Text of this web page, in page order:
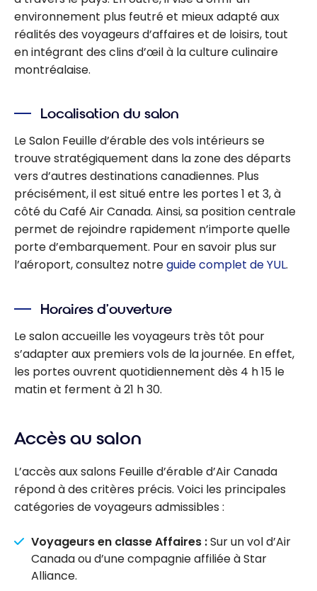
environnement plus feutré et mieux adapté aux
réalités des voyageurs d’affaires et de loisirs, tout
en intégrant des clins d’œil à la culture culinaire
montréalaise.
Localisation du salon
Le Salon Feuille d’érable des vols intérieurs se
trouve stratégiquement dans la zone des départs
vers d’autres destinations canadiennes. Plus
précisément, il est situé entre les portes 1 et 3, à
côté du Café Air Canada. Ainsi, sa position centrale
permet de rejoindre rapidement n’importe quelle
porte d’embarquement. Pour en savoir plus sur
l’aéroport, consultez notreguide complet de YUL.
Horaires d’ouverture
Le salon accueille les voyageurs très tôt pour
s’adapter aux premiers vols de la journée. En effet,
les portes ouvrent quotidiennement dès 4 h 15 le
matin et ferment à 21 h 30.
Accès au salon
L’accès aux salons Feuille d’érable d’Air Canada
répond à des critères précis. Voici les principales
catégories de voyageurs admissibles :
Voyageurs en classe Affaires :Sur un vol d’Air
Canada ou d’une compagnie affiliée à Star
Alliance.